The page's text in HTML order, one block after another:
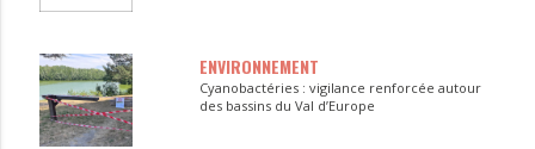
ENVIRONNEMENT
Cyanobactéries : vigilance renforcée autour
des bassins du Val d’Europe